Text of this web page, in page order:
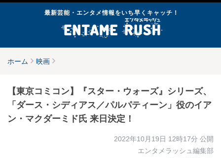
最新芸能・エンタメ情報をいち早くキャッチ！
ホーム 映画
【東京コミコン】『スター・ウォーズ』シリーズ、
「ダース・シディアス／パルパティーン」役のイア
ン・マクダーミド氏 来日決定！
2022年10月19日 12時17分 公開
エンタメラッシュ編集部